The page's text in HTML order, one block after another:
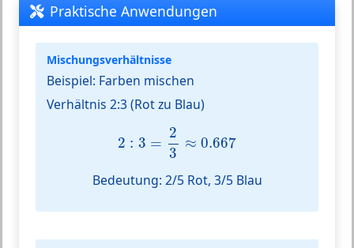
Praktische Anwendungen
Mischungsverhältnisse
Beispiel: Farben mischen
Verhältnis 2:3 (Rot zu Blau)
2 : 3 =
2
3
≈ 0.667
3≈
Bedeutung: 2/5 Rot, 3/5 Blau